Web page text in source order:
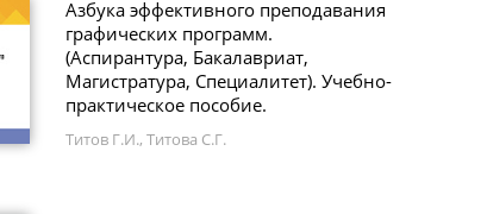
Азбука эффективного преподавания
графических программ.
(Аспирантура, Бакалавриат,
Магистратура, Специалитет). Учебно-
практическое пособие.
Титов Г.И., Титова С.Г.